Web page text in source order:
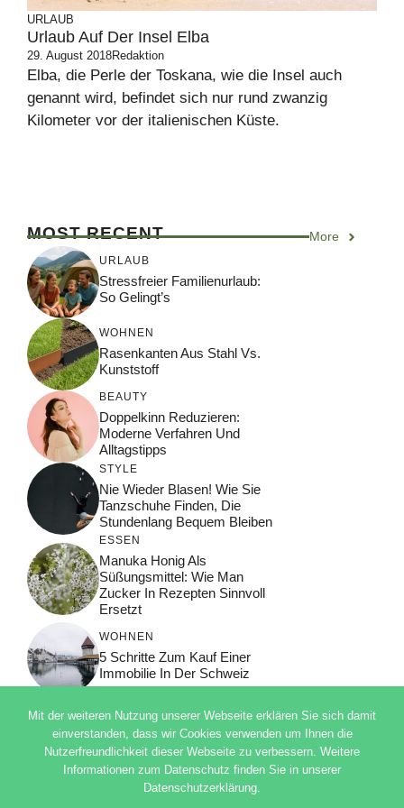
URLAUB
Urlaub Auf Der Insel Elba
29. August 2018Redaktion
Elba, die Perle der Toskana, wie die Insel auch
genannt wird, befindet sich nur rund zwanzig
Kilometer vor der italienischen Küste.
MOST RECENT More
URLAUB
Stressfreier Familienurlaub:
So Gelingt’s
WOHNEN
Rasenkanten Aus Stahl Vs.
Kunststoff
BEAUTY
Doppelkinn Reduzieren:
Moderne Verfahren Und
Alltagstipps
STYLE
Nie Wieder Blasen! Wie Sie
Tanzschuhe Finden, Die
Stundenlang Bequem Bleiben
ESSEN
Manuka Honig Als
Süßungsmittel: Wie Man
Zucker In Rezepten Sinnvoll
Ersetzt
WOHNEN
5 Schritte Zum Kauf Einer
Immobilie In Der Schweiz
© 2026 ADSIMPLE
DATENSCHUTZERKLÄRUNG
Mit der weiteren Nutzung unserer Webseite erklären Sie sich damit
einverstanden, dass wir Cookies verwenden um Ihnen die
Nutzerfreundlichkeit dieser Webseite zu verbessern. Weitere
Informationen zum Datenschutz finden Sie in unserer
Datenschutzerklärung.